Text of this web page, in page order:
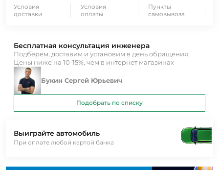
Условия
доставки
Условия
оплаты
Пункты
самовывоза
Выиграйте автомобиль
При оплате любой картой банка
Бесплатная консультация инженера
Подберем, доставим и установим в день обращения.
Цены ниже на 10-15%, чем в интернет магазинах
Букин Сергей Юрьевич
Подобрать по списку